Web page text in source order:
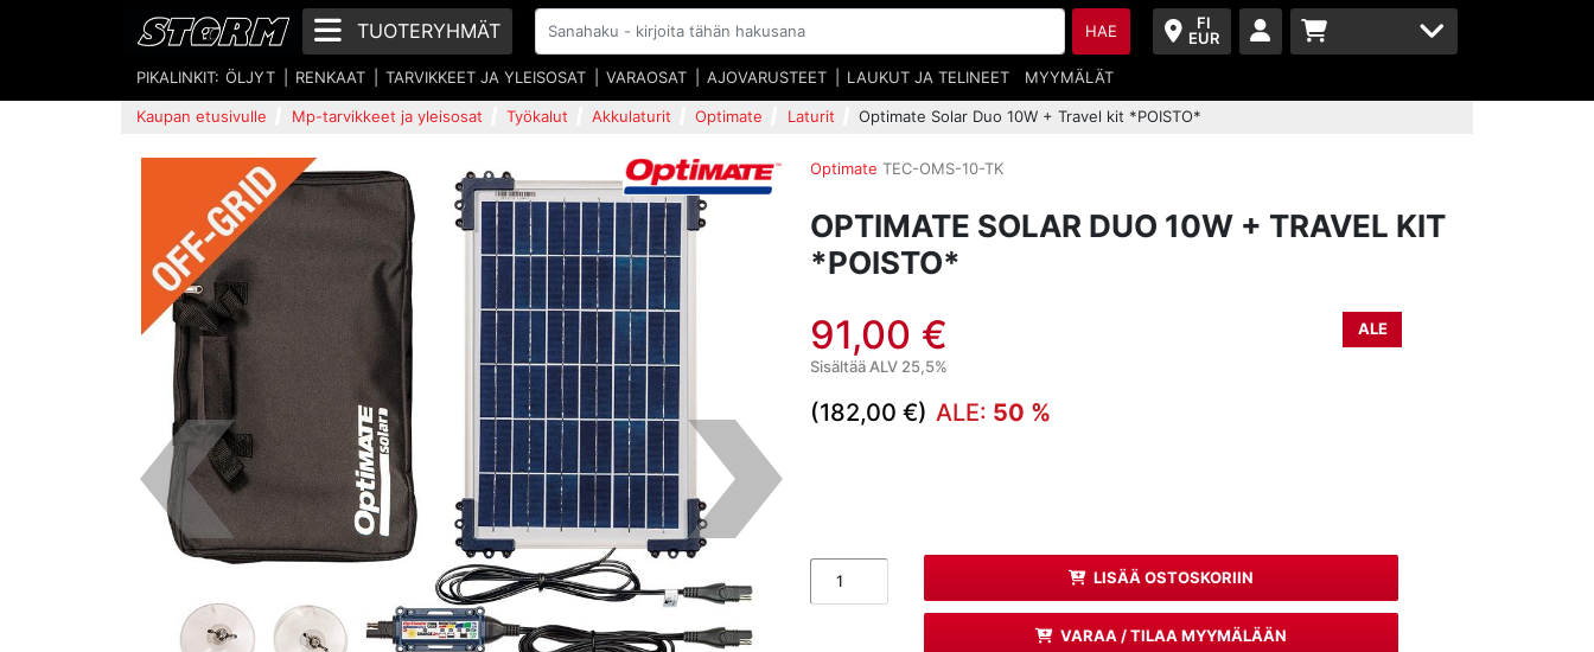
FI
EUR
TUOTERYHMÄT HAE
PIKALINKIT: ÖLJYT RENKAAT TARVIKKEET JA YLEISOSAT VARAOSAT AJOVARUSTEET LAUKUT JA TELINEET MYYMÄLÄT
Kaupan etusivulle Mp-tarvikkeet ja yleisosat Työkalut Akkulaturit Optimate Laturit Optimate Solar Duo 10W + Travel kit *POISTO*
Optimate TEC-OMS-10-TK
OPTIMATE SOLAR DUO 10W + TRAVEL KIT
*POISTO*
91,00 €
ALE
Sisältää ALV 25,5%
(182,00 €) ALE: 50 %
LISÄÄ OSTOSKORIIN
VARAA / TILAA MYYMÄLÄÄN